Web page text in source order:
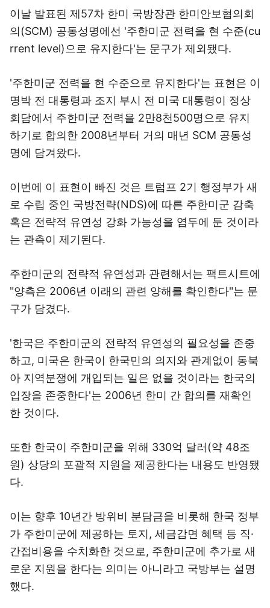
이날 발표된 제57차 한미 국방장관 한미안보협의회
의(SCM) 공동성명에선 '주한미군 전력을 현 수준(cu
rrent level)으로 유지한다'는 문구가 제외됐다.
'주한미군 전력을 현 수준으로 유지한다'는 표현은 이
명박 전 대통령과 조지 부시 전 미국 대통령이 정상
회담에서 주한미군 전력을 2만8천500명으로 유지
하기로 합의한 2008년부터 거의 매년 SCM 공동성
명에 담겨왔다.
이번에 이 표현이 빠진 것은 트럼프 2기 행정부가 새
로 수립 중인 국방전략(NDS)에 따른 주한미군 감축
혹은 전략적 유연성 강화 가능성을 염두에 둔 것이라
는 관측이 제기된다.
주한미군의 전략적 유연성과 관련해서는 팩트시트에
"양측은 2006년 이래의 관련 양해를 확인한다"는 문
구가 담겼다.
'한국은 주한미군의 전략적 유연성의 필요성을 존중
하고, 미국은 한국이 한국민의 의지와 관계없이 동북
아 지역분쟁에 개입되는 일은 없을 것이라는 한국의
입장을 존중한다'는 2006년 한미 간 합의를 재확인
한 것이다.
또한 한국이 주한미군을 위해 330억 달러(약 48조
원) 상당의 포괄적 지원을 제공한다는 내용도 반영됐
다.
이는 향후 10년간 방위비 분담금을 비롯해 한국 정부
가 주한미군에 제공하는 토지, 세금감면 혜택 등 직·
간접비용을 수치화한 것으로, 주한미군에 추가로 새
로운 지원을 한다는 의미는 아니라고 국방부는 설명
했다.